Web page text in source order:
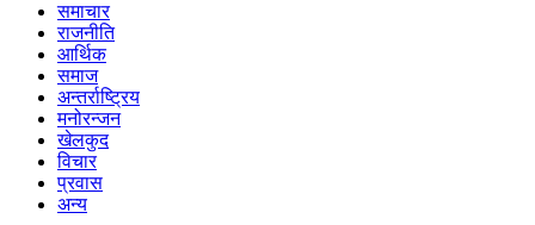
समाचार
राजनीति
आर्थिक
समाज
अन्तर्राष्ट्रिय
मनोरन्जन
खेलकुद
विचार
प्रवास
अन्य